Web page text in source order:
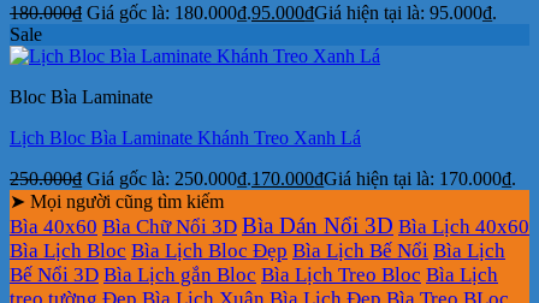
180.000₫ Giá gốc là: 180.000₫.95.000₫Giá hiện tại là: 95.000₫.
Sale
Bloc Bìa Laminate
Lịch Bloc Bìa Laminate Khánh Treo Xanh Lá
250.000₫ Giá gốc là: 250.000₫.170.000₫Giá hiện tại là: 170.000₫.
➤ Mọi người cũng tìm kiếm
Bìa 40x60 Bìa Chữ Nổi 3D Bìa Dán Nổi 3D Bìa Lịch 40x60
Bìa Lịch Bloc Bìa Lịch Bloc Đẹp Bìa Lịch Bế Nổi Bìa Lịch
Bế Nổi 3D Bìa Lịch gắn Bloc Bìa Lịch Treo Bloc Bìa Lịch